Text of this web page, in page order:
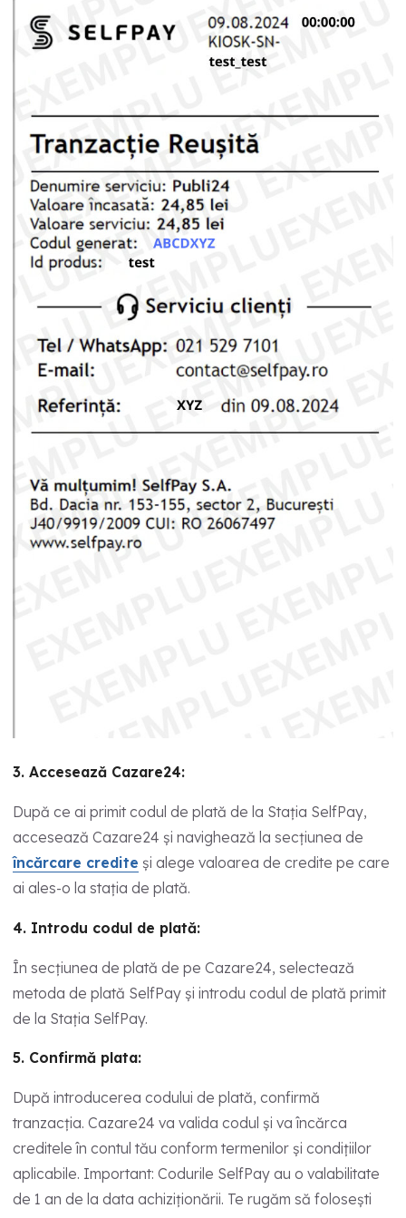
3. Accesează Cazare24:
După ce ai primit codul de plată de la Stația SelfPay,
accesează Cazare24 și navighează la secțiunea de
încărcare credite și alege valoarea de credite pe care
ai ales-o la stația de plată.
4. Introdu codul de plată:
În secțiunea de plată de pe Cazare24, selectează
metoda de plată SelfPay și introdu codul de plată primit
de la Stația SelfPay.
5. Confirmă plata:
După introducerea codului de plată, confirmă
tranzacția. Cazare24 va valida codul și va încărca
creditele în contul tău conform termenilor și condițiilor
aplicabile. Important: Codurile SelfPay au o valabilitate
de 1 an de la data achiziționării. Te rugăm să folosești